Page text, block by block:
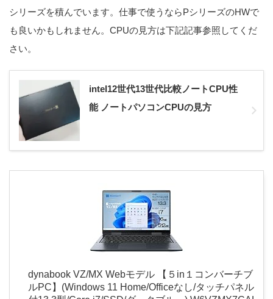
シリーズを積んでいます。仕事で使うならPシリーズのHWで
も良いかもしれません。CPUの見方は下記記事参照してくだ
さい。
intel12世代13世代比較ノートCPU性
能 ノートパソコンCPUの見方
dynabook VZ/MX Webモデル 【５in１コンバーチブ
ルPC】(Windows 11 Home/Officeなし/タッチパネル